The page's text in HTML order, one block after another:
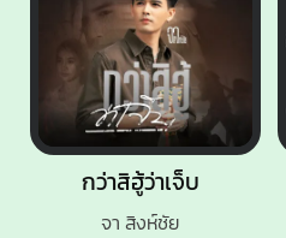
กว่าสิฮู้ว่าเจ็บ
จา สิงห์ชัย